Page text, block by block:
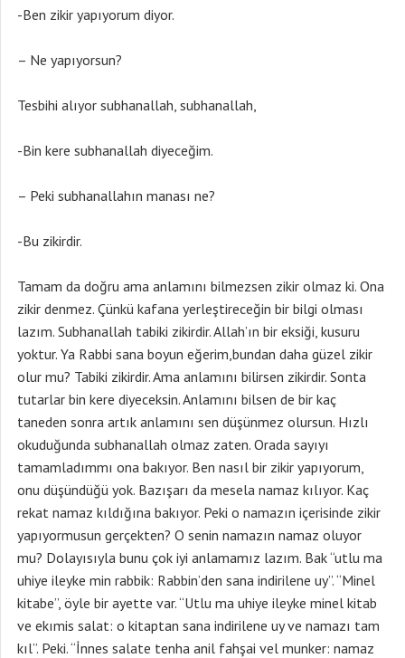
-Ben zikir yapıyorum diyor.
– Ne yapıyorsun?
Tesbihi alıyor subhanallah, subhanallah,
-Bin kere subhanallah diyeceğim.
– Peki subhanallahın manası ne?
-Bu zikirdir.
Tamam da doğru ama anlamını bilmezsen zikir olmaz ki. Ona
zikir denmez. Çünkü kafana yerleştireceğin bir bilgi olması
lazım. Subhanallah tabiki zikirdir. Allah’ın bir eksiği, kusuru
yoktur. Ya Rabbi sana boyun eğerim,bundan daha güzel zikir
olur mu? Tabiki zikirdir. Ama anlamını bilirsen zikirdir. Sonta
tutarlar bin kere diyeceksin. Anlamını bilsen de bir kaç
taneden sonra artık anlamını sen düşünmez olursun. Hızlı
okuduğunda subhanallah olmaz zaten. Orada sayıyı
tamamladımmı ona bakıyor. Ben nasıl bir zikir yapıyorum,
onu düşündüğü yok. Bazışarı da mesela namaz kılıyor. Kaç
rekat namaz kıldığına bakıyor. Peki o namazın içerisinde zikir
yapıyormusun gerçekten? O senin namazın namaz oluyor
mu? Dolayısıyla bunu çok iyi anlamamız lazım. Bak “utlu ma
uhiye ileyke min rabbik: Rabbin’den sana indirilene uy”. “Minel
kitabe”, öyle bir ayette var. “Utlu ma uhiye ileyke minel kitab
ve ekımis salat: o kitaptan sana indirilene uy ve namazı tam
kıl”. Peki. “İnnes salate tenha anil fahşai vel munker: namaz